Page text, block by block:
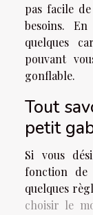
pas facile
besoins.
quelques
pouvant
gonflable.
Tout
petit
Si vous
fonction de
quelques
choisir le